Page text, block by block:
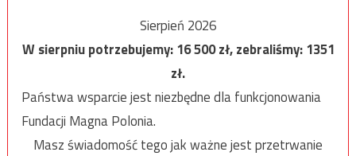
Sierpień 2026
W sierpniu potrzebujemy:16 500zł, zebraliśmy:1351
zł.
Państwa wsparcie jest niezbędne dla funkcjonowania
Fundacji Magna Polonia.
Masz świadomość tego jak ważne jest przetrwanie